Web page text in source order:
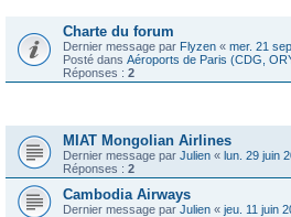
Charte du forum
Dernier message par Flyzen « mer. 21
Posté dans Aéroports de Paris (CDG,
Réponses : 2
MIAT Mongolian Airlines
Dernier message par Julien « lun. 29 juin
Réponses : 2
Cambodia Airways
Dernier message par Julien « jeu. 11 juin